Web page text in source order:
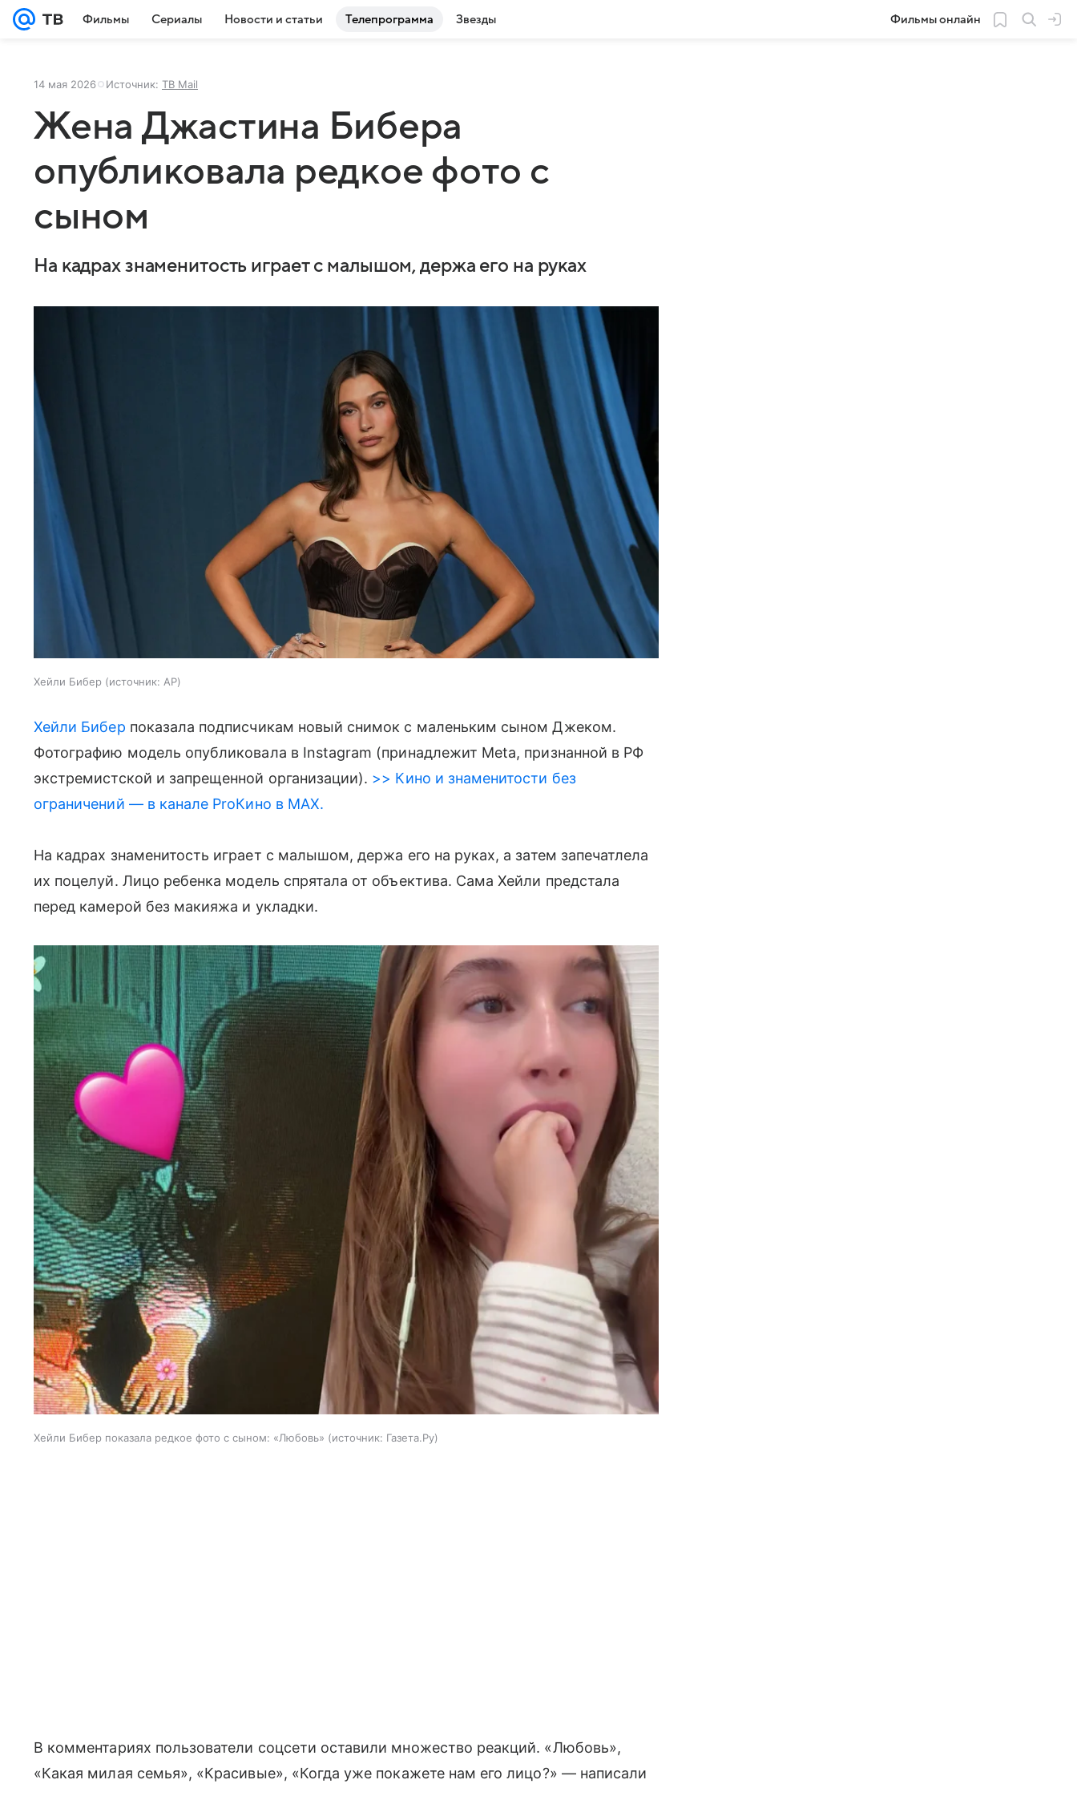
Фильмы Сериалы Новости и статьи Телепрограмма Звезды Фильмы онлайн
14 мая 2026 Источник: ТВ Mail
Жена Джастина Бибера
опубликовала редкое фото с
сыном
На кадрах знаменитость играет с малышом, держа его на руках
Хейли Бибер источник: AP
Хейли Бибер показала подписчикам новый снимок с маленьким сыном Джеком.
Фотографию модель опубликовала в Instagram (принадлежит Meta, признанной в РФ
экстремистской и запрещенной организации). >> Кино и знаменитости без
ограничений — в канале ProКино в MAX.
На кадрах знаменитость играет с малышом, держа его на руках, а затем запечатлела
их поцелуй. Лицо ребенка модель спрятала от объектива. Сама Хейли предстала
перед камерой без макияжа и укладки.
Хейли Бибер показала редкое фото с сыном: «Любовь» источник: Газета.Ру
В комментариях пользователи соцсети оставили множество реакций. «Любовь»,
«Какая милая семья», «Красивые», «Когда уже покажете нам его лицо?» — написали